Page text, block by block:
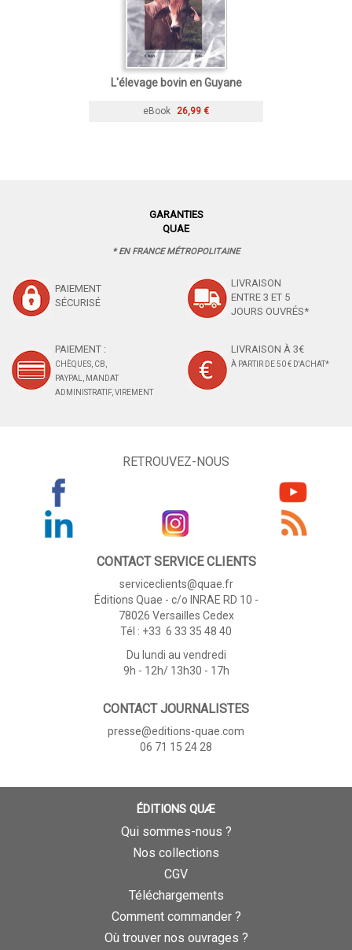
L'élevage bovin en Guyane
eBook 26,99 €
GARANTIES
QUAE
* EN FRANCE MÉTROPOLITAINE
PAIEMENT
SÉCURISÉ
LIVRAISON
ENTRE 3 ET 5
JOURS OUVRÉS*
PAIEMENT :
CHÈQUES, CB,
PAYPAL, MANDAT
ADMINISTRATIF, VIREMENT
LIVRAISON À 3€
À PARTIR DE 50 € D'ACHAT*
RETROUVEZ-NOUS
CONTACT SERVICE CLIENTS
serviceclients@quae.fr
Éditions Quae - c/o INRAE RD 10 -
78026 Versailles Cedex
Tél : +33 6 33 35 48 40
Du lundi au vendredi
9h - 12h/ 13h30 - 17h
CONTACT JOURNALISTES
presse@editions-quae.com
06 71 15 24 28
ÉDITIONS QUÆ
Qui sommes-nous ?
Nos collections
CGV
Téléchargements
Comment commander ?
Où trouver nos ouvrages ?